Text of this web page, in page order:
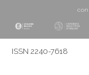
ISSN 2240-7618